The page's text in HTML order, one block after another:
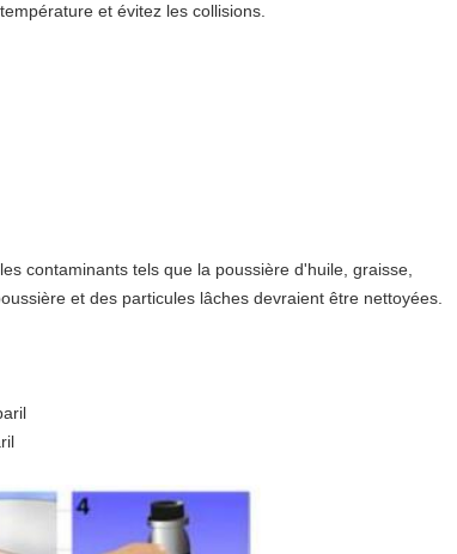
et évitez les collisions.
contaminants tels que la poussière d'huile, graisse,
et des particules lâches devraient être nettoyées.